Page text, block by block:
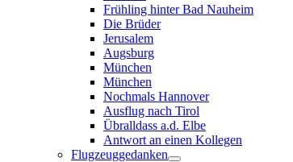
Frühling hinter Bad Nauheim
Die Brüder
Jerusalem
Augsburg
München
München
Nochmals Hannover
Ausflug nach Tirol
Übralldass a.d. Elbe
Antwort an einen Kollegen
Flugzeuggedanken